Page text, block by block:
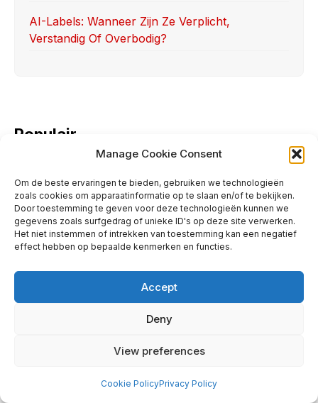
Manage Cookie Consent
Om de beste ervaringen te bieden, gebruiken we technologieën
zoals cookies om apparaatinformatie op te slaan en/of te bekijken.
Door toestemming te geven voor deze technologieën kunnen we
gegevens zoals surfgedrag of unieke ID's op deze site verwerken.
Het niet instemmen of intrekken van toestemming kan een negatief
effect hebben op bepaalde kenmerken en functies.
Accept
Deny
View preferences
Cookie PolicyPrivacy Policy
AI-Labels: Wanneer Zijn Ze Verplicht,
Verstandig Of Overbodig?
Populair
De Impact Van Social Media: Een
Spreekbeurt
Leuke Advertenties Op Lekkeradverteren.nl
Plaats Gratis Advertentie Op Marktplaats NL
Kruisbestuiving Voor Succesvolle Marketing